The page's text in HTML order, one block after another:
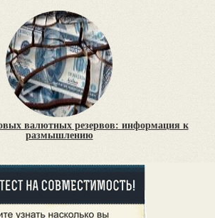
валютных резервов: информация к
размышлению